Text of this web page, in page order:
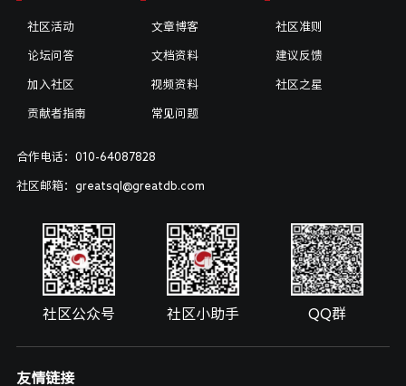
社区活动
论坛问答
加入社区
贡献者指南
文章博客
文档资料
视频资料
常见问题
社区准则
建议反馈
社区之星
合作电话：010-64087828
社区邮箱：greatsql@greatdb.com
社区公众号 社区小助手 QQ群
友情链接